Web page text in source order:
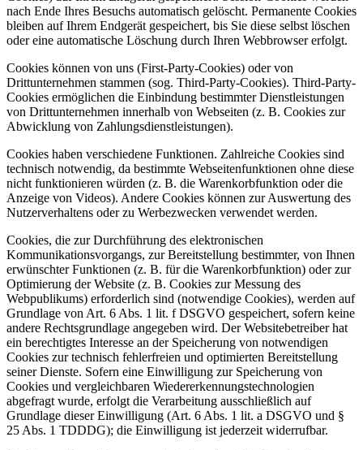
nach Ende Ihres Besuchs automatisch gelöscht. Permanente Cookies
bleiben auf Ihrem Endgerät gespeichert, bis Sie diese selbst löschen
oder eine automatische Löschung durch Ihren Webbrowser erfolgt.
Cookies können von uns (First-Party-Cookies) oder von
Drittunternehmen stammen (sog. Third-Party-Cookies). Third-Party-
Cookies ermöglichen die Einbindung bestimmter Dienstleistungen
von Drittunternehmen innerhalb von Webseiten (z. B. Cookies zur
Abwicklung von Zahlungsdienstleistungen).
Cookies haben verschiedene Funktionen. Zahlreiche Cookies sind
technisch notwendig, da bestimmte Webseitenfunktionen ohne diese
nicht funktionieren würden (z. B. die Warenkorbfunktion oder die
Anzeige von Videos). Andere Cookies können zur Auswertung des
Nutzerverhaltens oder zu Werbezwecken verwendet werden.
Cookies, die zur Durchführung des elektronischen
Kommunikationsvorgangs, zur Bereitstellung bestimmter, von Ihnen
erwünschter Funktionen (z. B. für die Warenkorbfunktion) oder zur
Optimierung der Website (z. B. Cookies zur Messung des
Webpublikums) erforderlich sind (notwendige Cookies), werden auf
Grundlage von Art. 6 Abs. 1 lit. f DSGVO gespeichert, sofern keine
andere Rechtsgrundlage angegeben wird. Der Websitebetreiber hat
ein berechtigtes Interesse an der Speicherung von notwendigen
Cookies zur technisch fehlerfreien und optimierten Bereitstellung
seiner Dienste. Sofern eine Einwilligung zur Speicherung von
Cookies und vergleichbaren Wiedererkennungstechnologien
abgefragt wurde, erfolgt die Verarbeitung ausschließlich auf
Grundlage dieser Einwilligung (Art. 6 Abs. 1 lit. a DSGVO und §
25 Abs. 1 TDDDG); die Einwilligung ist jederzeit widerrufbar.